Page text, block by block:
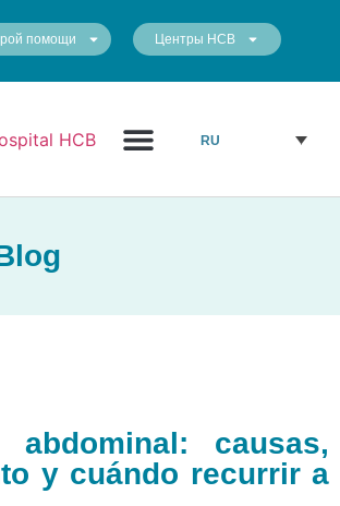
помощи Центры HCB
RU
abdominal: causas,
y cuándo recurrir a